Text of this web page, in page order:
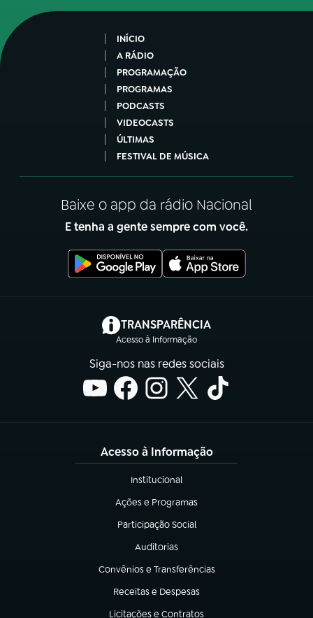
INÍCIO
A RÁDIO
PROGRAMAÇÃO
PROGRAMAS
PODCASTS
VIDEOCASTS
ÚLTIMAS
FESTIVAL DE MÚSICA
Baixe o app da rádio Nacional
E tenha a gente sempre com você.
TRANSPARÊNCIA
Acesso à Informação
(abre em nova aba)
Siga-nos nas redes sociais
Acesso à Informação
Institucional
(abre em nova aba)
Ações e Programas
(abre em nova aba)
Participação Social
(abre em nova aba)
Auditorias
(abre em nova aba)
Convênios e Transferências
(abre em nova aba)
Receitas e Despesas
(abre em nova aba)
Licitações e Contratos